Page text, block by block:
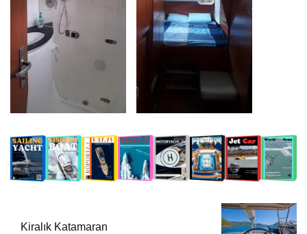
Kiralık Katamaran